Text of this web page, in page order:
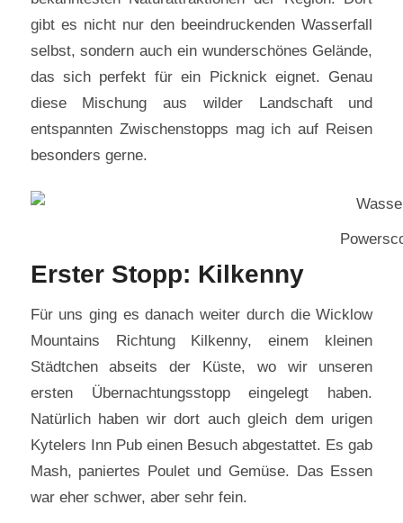
gibt es nicht nur den beeindruckenden Wasserfall
selbst, sondern auch ein wunderschönes Gelände,
das sich perfekt für ein Picknick eignet. Genau
diese Mischung aus wilder Landschaft und
entspannten Zwischenstopps mag ich auf Reisen
besonders gerne.
Erster Stopp: Kilkenny
Für uns ging es danach weiter durch die Wicklow
Mountains Richtung Kilkenny, einem kleinen
Städtchen abseits der Küste, wo wir unseren
ersten Übernachtungsstopp eingelegt haben.
Natürlich haben wir dort auch gleich dem urigen
Kytelers Inn Pub einen Besuch abgestattet. Es gab
Mash, paniertes Poulet und Gemüse. Das Essen
war eher schwer, aber sehr fein.